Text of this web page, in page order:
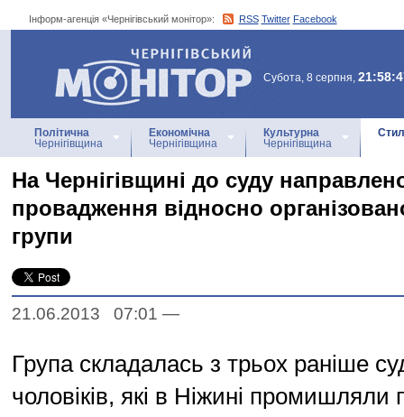
Інформ-агенція «Чернігівський монітор»: RSS Twitter Facebook
Інформ-агенція
«Чернігівський монітор»
Субота, 8 серпня,
Політична
Чернігівщина
Економічна
Чернігівщина
Культурна
Чернігівщина
На Чернігівщині до суду
провадження відносно
групи
21.06.2013 07:01 —
Група складалась з трьох раніше
чоловіків, які в Ніжині